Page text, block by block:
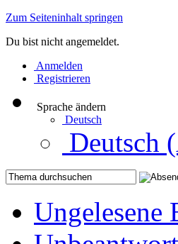
Zum Seiteninhalt springen
Du bist nicht angemeldet.
Anmelden
Registrieren
Sprache ändern
Deutsch
Deutsch
Ungelesene